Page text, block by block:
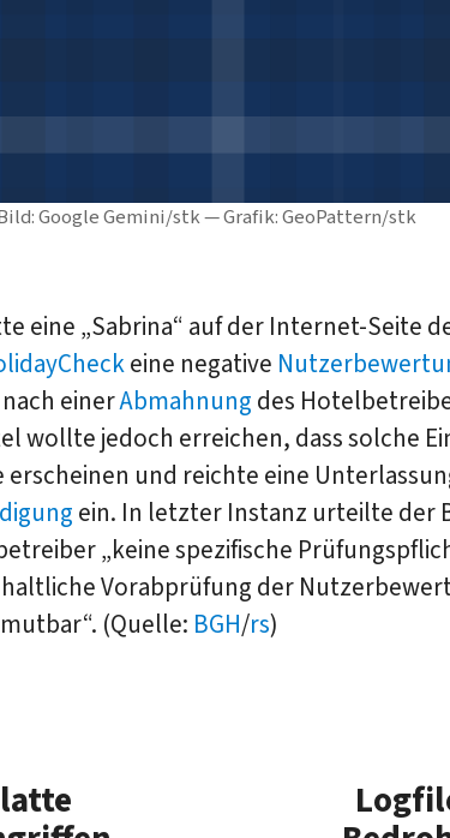
Google Gemini/stk — Grafik: GeoPattern/stk
eine „Sabrina“ auf der Internet-Seite
eine negative
einerAbmahnung des
wollte jedoch erreichen, dass solche
und reichte eine
ein. In letzter Instanz urteilte der
„keine spezifische
Vorabprüfung der
(Quelle: BGH/rs)